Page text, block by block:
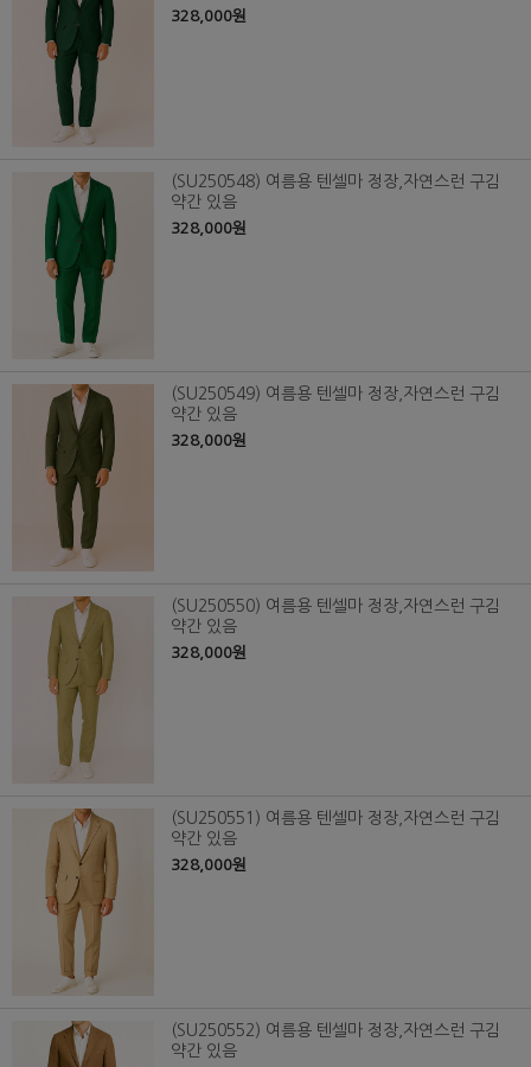
328,000원
(SU250548) 여름용 텐셀마 정장,자연스런 구김
약간 있음
328,000원
(SU250549) 여름용 텐셀마 정장,자연스런 구김
약간 있음
328,000원
(SU250550) 여름용 텐셀마 정장,자연스런 구김
약간 있음
328,000원
(SU250551) 여름용 텐셀마 정장,자연스런 구김
약간 있음
328,000원
(SU250552) 여름용 텐셀마 정장,자연스런 구김
약간 있음